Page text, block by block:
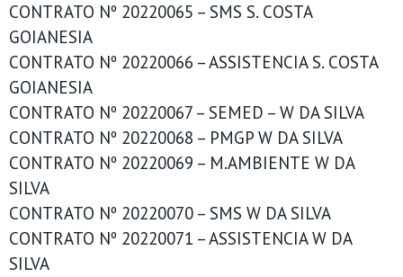
CONTRATO Nº 20220065 – SMS S. COSTA
GOIANESIA
CONTRATO Nº 20220066 – ASSISTENCIA S. COSTA
GOIANESIA
CONTRATO Nº 20220067 – SEMED – W DA SILVA
CONTRATO Nº 20220068 – PMGP W DA SILVA
CONTRATO Nº 20220069 – M.AMBIENTE W DA
SILVA
CONTRATO Nº 20220070 – SMS W DA SILVA
CONTRATO Nº 20220071 – ASSISTENCIA W DA
SILVA